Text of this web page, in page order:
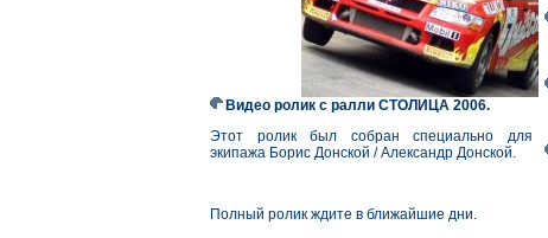
Видео ролик с ралли СТОЛИЦА 2006.
Этот ролик был собран специально для
экипажа Борис Донской / Александр Донской.
Полный ролик ждите в ближайшие дни.